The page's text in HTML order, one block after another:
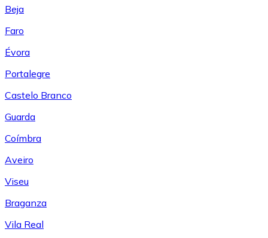
Beja
Faro
Évora
Portalegre
Castelo Branco
Guarda
Coímbra
Aveiro
Viseu
Braganza
Vila Real